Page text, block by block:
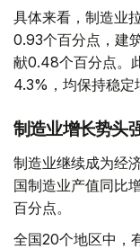
具体来看，制造业
0.93个百分点，建
献0.48个百分点。
4.3%，均保持稳定
制造业增长势头
制造业继续成为经
国制造业产值同比
百分点。
全国20个地区中，